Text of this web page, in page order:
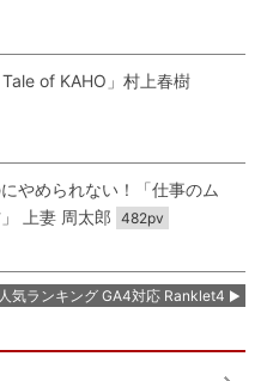
of KAHO」村上春樹
にやめられない！「仕事のム
上妻 周太郎 482pv
気ランキング GA4対応 Ranklet4